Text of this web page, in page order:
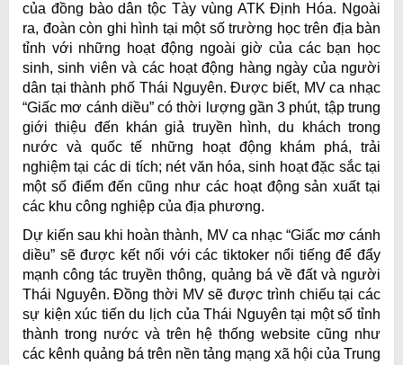
của đồng bào dân tộc Tày vùng ATK Định Hóa. Ngoài
ra, đoàn còn ghi hình tại một số trường học trên địa bàn
tỉnh với những hoạt động ngoài giờ của các bạn học
sinh, sinh viên và các hoạt động hàng ngày của người
dân tại thành phố Thái Nguyên. Được biết, MV ca nhạc
“Giấc mơ cánh diều” có thời lượng gần 3 phút, tập trung
giới thiệu đến khán giả truyền hình, du khách trong
nước và quốc tế những hoạt động khám phá, trải
nghiệm tại các di tích; nét văn hóa, sinh hoạt đặc sắc tại
một số điểm đến cũng như các hoạt động sản xuất tại
các khu công nghiệp của địa phương.
Dự kiến sau khi hoàn thành, MV ca nhạc “Giấc mơ cánh
diều” sẽ được kết nối với các tiktoker nổi tiếng để đẩy
mạnh công tác truyền thông, quảng bá về đất và người
Thái Nguyên. Đồng thời MV sẽ được trình chiếu tại các
sự kiện xúc tiến du lịch của Thái Nguyên tại một số tỉnh
thành trong nước và trên hệ thống website cũng như
các kênh quảng bá trên nền tảng mạng xã hội của Trung